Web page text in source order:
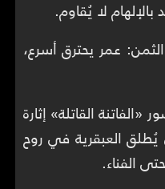
لا يُقاوم.
عمر يحترق أسرع،
القاتلة» إثارة
يُطلق العبقرية في روح
الفناء.